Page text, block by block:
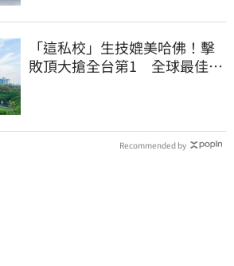
「這私校」生技媲美哈佛！擊
敗頂大搶全台第1 全球最佳大
Recommended by